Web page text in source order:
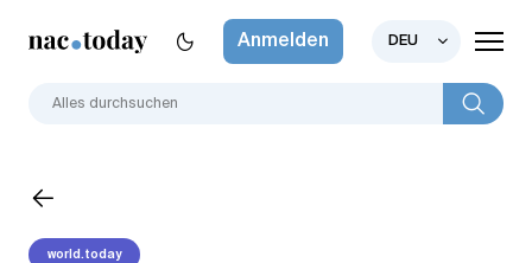
Anmelden DEU
world.today